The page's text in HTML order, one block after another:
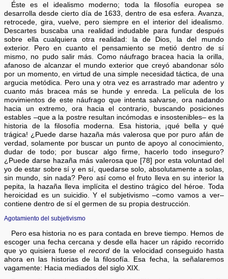
Éste es el idealismo moderno; toda la filosofía europea se
desarrolla desde cierto día de 1633, dentro de esa esfera. Avanza,
retrocede, gira, vuelve, pero siempre en el interior del idealismo.
Descartes buscaba una realidad indudable para fundar después
sobre ella cualquiera otra realidad: la de Dios, la del mundo
exterior. Pero en cuanto el pensamiento se metió dentro de sí
mismo, no pudo salir más. Como náufrago bracea hacia la orilla,
afanoso de alcanzar el mundo exterior que creyó abandonar sólo
por un momento, en virtud de una simple necesidad táctica, de una
argucia metódica. Pero una y otra vez es arrastrado mar adentro y
cuanto más bracea más se hunde y enreda. La película de los
movimientos de este náufrago que intenta salvarse, ora nadando
hacia un extremo, ora hacia el contrario, buscando posiciones
estables –que a la postre resultan incómodas e insostenibles– es la
historia de la filosofía moderna. Esa historia, ¡qué bella y qué
trágica! ¿Puede darse hazaña más valerosa que por puro afán de
verdad, solamente por buscar un punto de apoyo al conocimiento,
dudar de todo; por buscar algo firme, hacerlo todo inseguro?
¿Puede darse hazaña más valerosa que [78] por esta voluntad del
yo de estar sobre sí y en sí, quedarse solo, absolutamente a solas,
sin mundo, sin nada? Pero así como el fruto lleva en su interior la
pepita, la hazaña lleva implícita el destino trágico del héroe. Toda
heroicidad es un suicidio. Y el subjetivismo –como vamos a ver–
contiene dentro de sí el germen de su propia destrucción.
Agotamiento del subjetivismo
Pero esa historia no es para contada en breve tiempo. Hemos de
escoger una fecha cercana y desde ella hacer un rápido recorrido
que yo quisiera fuese el recordde la velocidad conseguido hasta
ahora en las historias de la filosofía. Esa fecha, la señalaremos
vagamente: Hacia mediados del siglo XIX.